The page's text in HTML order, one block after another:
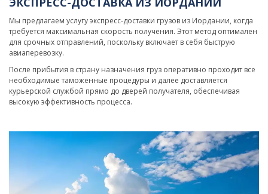
Мы предлагаем услугу экспресс-доставки грузов из Иордании, когда
требуется максимальная скорость получения. Этот метод оптимален
для срочных отправлений, поскольку включает в себя быструю
авиаперевозку.
После прибытия в страну назначения груз оперативно проходит все
необходимые таможенные процедуры и далее доставляется
курьерской службой прямо до дверей получателя, обеспечивая
высокую эффективность процесса.